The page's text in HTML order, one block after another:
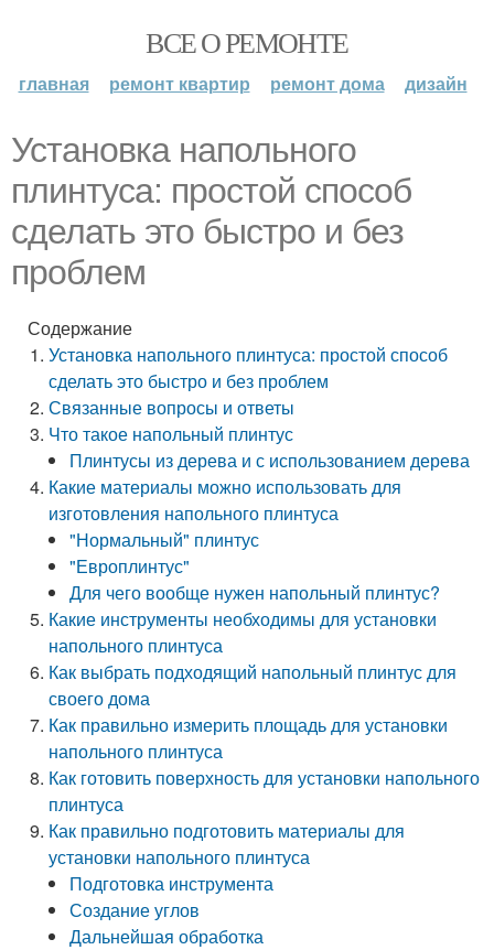
ВСЕ О РЕМОНТЕ
главная ремонт квартир ремонт дома дизайн
Установка напольного
плинтуса: простой способ
сделать это быстро и без
проблем
Содержание
Установка напольного плинтуса: простой способ
сделать это быстро и без проблем
Связанные вопросы и ответы
Что такое напольный плинтус
Плинтусы из дерева и с использованием дерева
Какие материалы можно использовать для
изготовления напольного плинтуса
"Нормальный" плинтус
"Европлинтус"
Для чего вообще нужен напольный плинтус?
Какие инструменты необходимы для установки
напольного плинтуса
Как выбрать подходящий напольный плинтус для
своего дома
Как правильно измерить площадь для установки
напольного плинтуса
Как готовить поверхность для установки напольного
плинтуса
Как правильно подготовить материалы для
установки напольного плинтуса
Подготовка инструмента
Создание углов
Дальнейшая обработка